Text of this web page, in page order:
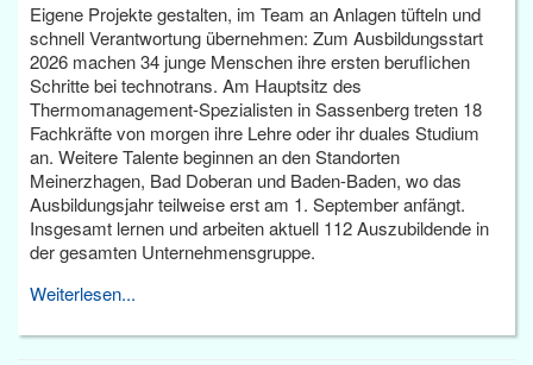
Eigene Projekte gestalten, im Team an Anlagen tüfteln und
schnell Verantwortung übernehmen: Zum Ausbildungsstart
2026 machen 34 junge Menschen ihre ersten beruflichen
Schritte bei technotrans. Am Hauptsitz des
Thermomanagement-Spezialisten in Sassenberg treten 18
Fachkräfte von morgen ihre Lehre oder ihr duales Studium
an. Weitere Talente beginnen an den Standorten
Meinerzhagen, Bad Doberan und Baden-Baden, wo das
Ausbildungsjahr teilweise erst am 1. September anfängt.
Insgesamt lernen und arbeiten aktuell 112 Auszubildende in
der gesamten Unternehmensgruppe.
Weiterlesen...